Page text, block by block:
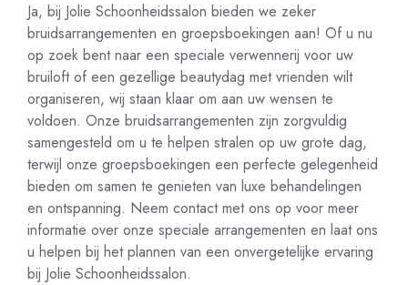
Ja, bij Jolie Schoonheidssalon bieden we zeker
bruidsarrangementen en groepsboekingen aan! Of u nu
op zoek bent naar een speciale verwennerij voor uw
bruiloft of een gezellige beautydag met vrienden wilt
organiseren, wij staan klaar om aan uw wensen te
voldoen. Onze bruidsarrangementen zijn zorgvuldig
samengesteld om u te helpen stralen op uw grote dag,
terwijl onze groepsboekingen een perfecte gelegenheid
bieden om samen te genieten van luxe behandelingen
en ontspanning. Neem contact met ons op voor meer
informatie over onze speciale arrangementen en laat ons
u helpen bij het plannen van een onvergetelijke ervaring
bij Jolie Schoonheidssalon.